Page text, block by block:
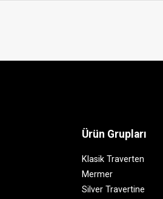
Ürün Grupları
Klasik Traverten
Mermer
Silver Travertine